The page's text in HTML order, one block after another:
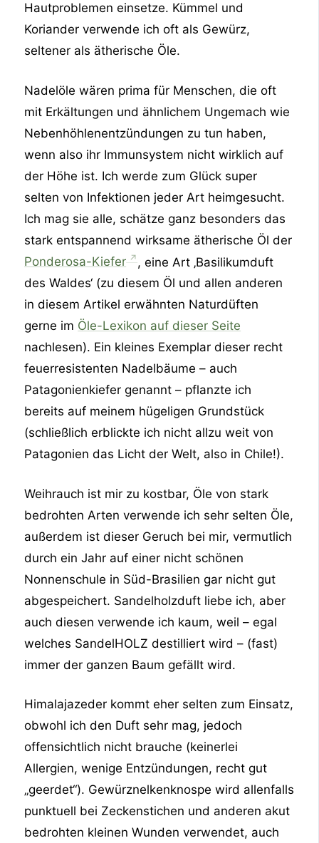
Hautproblemen einsetze. Kümmel und
Koriander verwende ich oft als Gewürz,
seltener als ätherische Öle.
Nadelöle wären prima für Menschen, die oft
mit Erkältungen und ähnlichem Ungemach wie
Nebenhöhlenentzündungen zu tun haben,
wenn also ihr Immunsystem nicht wirklich auf
der Höhe ist. Ich werde zum Glück super
selten von Infektionen jeder Art heimgesucht.
Ich mag sie alle, schätze ganz besonders das
stark entspannend wirksame ätherische Öl der
Ponderosa-Kiefer
, eine Art ‚Basilikumduft
des Waldes‘ (zu diesem Öl und allen anderen
in diesem Artikel erwähnten Naturdüften
gerne im Öle-Lexikon auf dieser Seite
nachlesen). Ein kleines Exemplar dieser recht
feuerresistenten Nadelbäume – auch
Patagonienkiefer genannt – pflanzte ich
bereits auf meinem hügeligen Grundstück
(schließlich erblickte ich nicht allzu weit von
Patagonien das Licht der Welt, also in Chile!).
Weihrauch ist mir zu kostbar, Öle von stark
bedrohten Arten verwende ich sehr selten Öle,
außerdem ist dieser Geruch bei mir, vermutlich
durch ein Jahr auf einer nicht schönen
Nonnenschule in Süd-Brasilien gar nicht gut
abgespeichert. Sandelholzduft liebe ich, aber
auch diesen verwende ich kaum, weil – egal
welches SandelHOLZ destilliert wird – (fast)
immer der ganzen Baum gefällt wird.
Himalajazeder kommt eher selten zum Einsatz,
obwohl ich den Duft sehr mag, jedoch
offensichtlich nicht brauche (keinerlei
Allergien, wenige Entzündungen, recht gut
„geerdet“). Gewürznelkenknospe wird allenfalls
punktuell bei Zeckenstichen und anderen akut
bedrohten kleinen Wunden verwendet, auch